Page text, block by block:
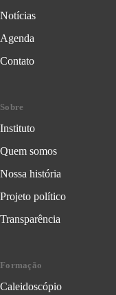
Notícias
Agenda
Contato
Sobre
Instituto
Quem somos
Nossa história
Projeto político
Transparência
Formação
Caleidoscópio